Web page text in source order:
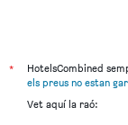
*
HotelsCombined
els preus no estan
Vet aquí la raó: